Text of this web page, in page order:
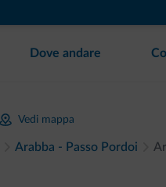
Dove andare
Vedi mappa
Arabba - Passo Pordoi